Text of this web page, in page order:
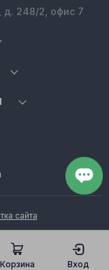
д. 248/2, офис 7
сайта
Корзина Вход